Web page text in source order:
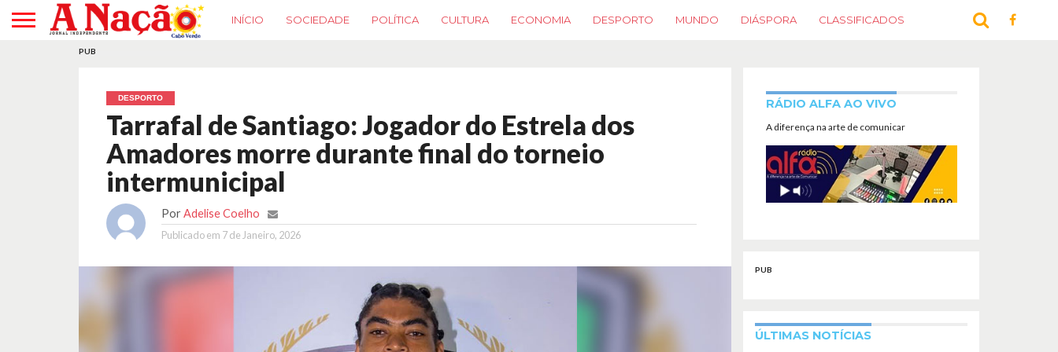
INÍCIO SOCIEDADE POLÍTICA CULTURA ECONOMIA DESPORTO MUNDO DIÁSPORA CLASSIFICADOS
PUB
DESPORTO
Tarrafal de Santiago: Jogador do Estrela dos
Amadores morre durante final do torneio
intermunicipal
Por Adelise Coelho
Publicado em 7 de Janeiro, 2026
RÁDIO ALFA AO VIVO
A diferença na arte de comunicar
PUB
ÚLTIMAS NOTÍCIAS